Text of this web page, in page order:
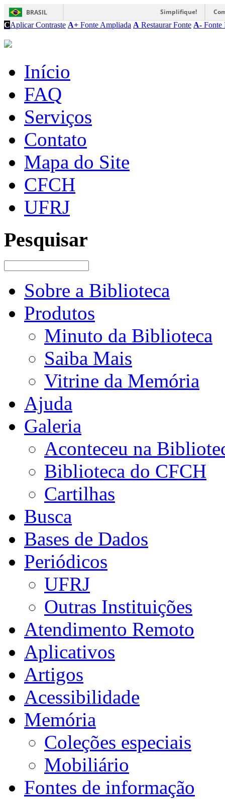
BRASIL Simplifique!
CAplicar Contraste A+ Fonte Ampliada A Restaurar Fonte A- Fonte
Início
FAQ
Serviços
Contato
Mapa do Site
CFCH
UFRJ
Pesquisar
Sobre a Biblioteca
Produtos
Minuto da Biblioteca
Saiba Mais
Vitrine da Memória
Ajuda
Galeria
Aconteceu na
Biblioteca do CFCH
Cartilhas
Busca
Bases de Dados
Periódicos
UFRJ
Outras Instituições
Atendimento Remoto
Aplicativos
Artigos
Acessibilidade
Memória
Coleções especiais
Mobiliário
Fontes de informação